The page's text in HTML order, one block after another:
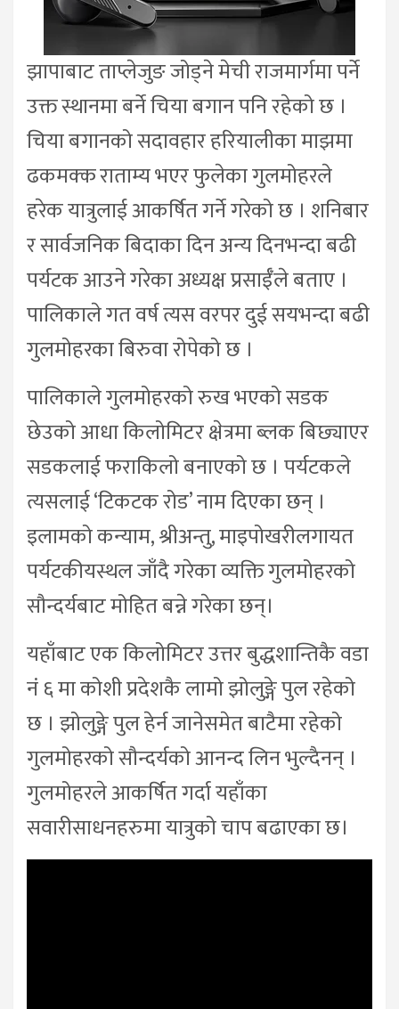
झापाबाट ताप्लेजुङ जोड्ने मेची राजमार्गमा पर्ने
उक्त स्थानमा बर्ने चिया बगान पनि रहेको छ ।
चिया बगानको सदावहार हरियालीका माझमा
ढकमक्क राताम्य भएर फुलेका गुलमोहरले
हरेक यात्रुलाई आकर्षित गर्ने गरेको छ । शनिबार
र सार्वजनिक बिदाका दिन अन्य दिनभन्दा बढी
पर्यटक आउने गरेका अध्यक्ष प्रसाईँले बताए ।
पालिकाले गत वर्ष त्यस वरपर दुई सयभन्दा बढी
गुलमोहरका बिरुवा रोपेको छ ।
पालिकाले गुलमोहरको रुख भएको सडक
छेउको आधा किलोमिटर क्षेत्रमा ब्लक बिछ्याएर
सडकलाई फराकिलो बनाएको छ । पर्यटकले
त्यसलाई ‘टिकटक रोड’ नाम दिएका छन् ।
इलामको कन्याम, श्रीअन्तु, माइपोखरीलगायत
पर्यटकीयस्थल जाँदै गरेका व्यक्ति गुलमोहरको
सौन्दर्यबाट मोहित बन्ने गरेका छन्।
यहाँबाट एक किलोमिटर उत्तर बुद्धशान्तिकै वडा
नं ६ मा कोशी प्रदेशकै लामो झोलुङ्गे पुल रहेको
छ । झोलुङ्गे पुल हेर्न जानेसमेत बाटैमा रहेको
गुलमोहरको सौन्दर्यको आनन्द लिन भुल्दैनन् ।
गुलमोहरले आकर्षित गर्दा यहाँका
सवारीसाधनहरुमा यात्रुको चाप बढाएका छ।